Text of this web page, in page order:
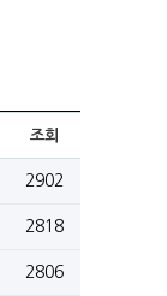
조회
2902
2818
2806